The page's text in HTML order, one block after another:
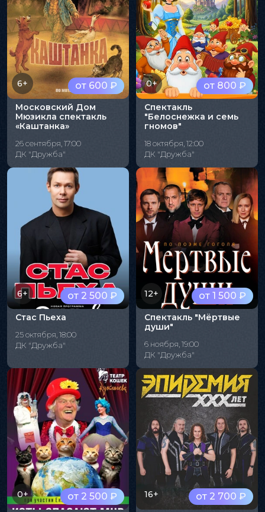
от 600 ₽
6+
Московский Дом
Мюзикла спектакль
«Каштанка»
26 сентября, 17:00
ДК "Дружба"
от 800 ₽
0+
Спектакль
"Белоснежка и семь
гномов"
18 октября, 12:00
ДК "Дружба"
от 2 500 ₽
6+
Стас Пьеха
25 октября, 18:00
ДК "Дружба"
от 1 500 ₽
12+
Спектакль "Мёртвые
души"
6 ноября, 19:00
ДК "Дружба"
от 2 500 ₽
0+ от 2 700 ₽
16+